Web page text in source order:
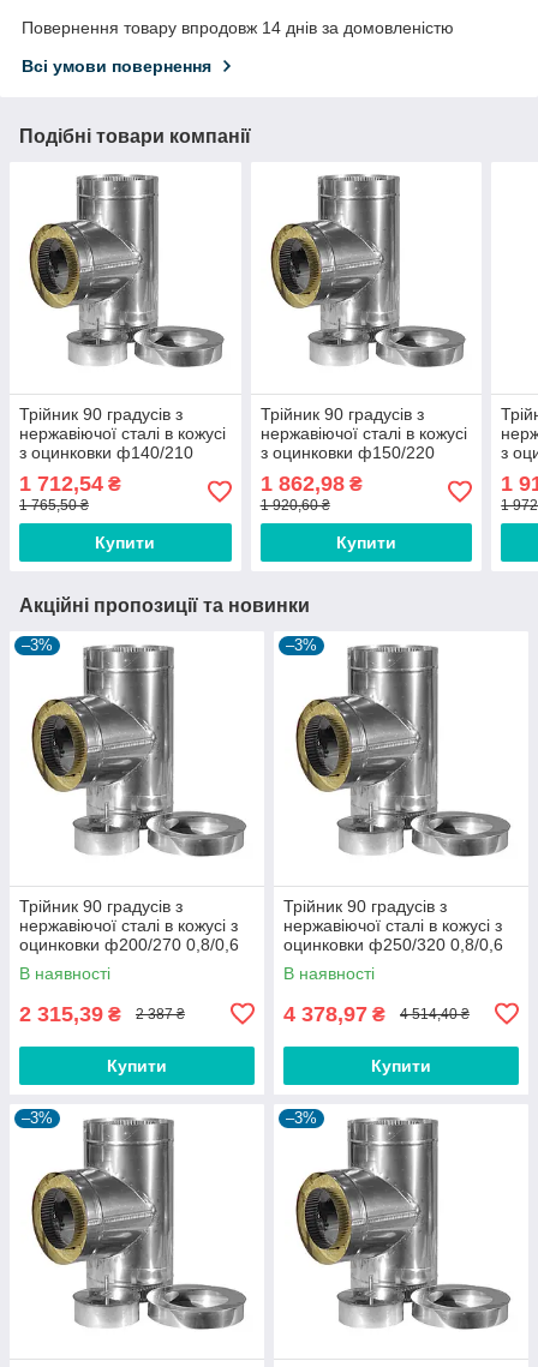
Повернення товару впродовж 14 днів за домовленістю
Всі умови повернення
Подібні товари компанії
Трійник 90 градусів з
нержавіючої сталі в кожусі
з оцинковки ф140/210
1 712,54 ₴
1 765,50 ₴
Купити
Трійник 90 градусів з
нержавіючої сталі в кожусі
з оцинковки ф150/220
1 862,98₴
1 920,60 ₴
Купити
з
1
1
Акційні пропозиції та новинки
–3%
Трійник 90 градусів з
нержавіючої сталі в кожусі з
оцинковки ф200/270 0,8/0,6
мм AISI 304
В наявності
2 315,39 ₴ 2 387 ₴
Купити
–3%
Трійник 90 градусів з
нержавіючої сталі в кожусі з
оцинковки ф250/320 0,8/0,6
мм AISI 321
В наявності
4 378,97 ₴ 4 514,40 ₴
Купити
–3% –3%